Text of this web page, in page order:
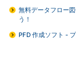
無料データフロー
う！
PFD 作成ソフト -